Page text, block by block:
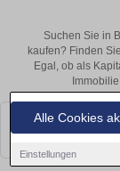
Alle Cookies
Einstellungen
Suchen Sie in
kaufen? Finden
Egal, ob als
Leider konnten wir
bald wieder vorbei!